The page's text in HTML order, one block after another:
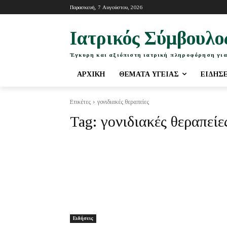
Παρασκευή, 7 Αυγούστου, 2026
Ιατρικός
Έγκυρη και αξιόπιστη ιατρική πληροφόρηση
ΑΡΧΙΚΉ ΘΈΜΑΤΑ ΥΓΕΊΑΣ
Ετικέτες γονιδιακές θεραπείες
Tag: γονιδιακές
Ειδήσεις